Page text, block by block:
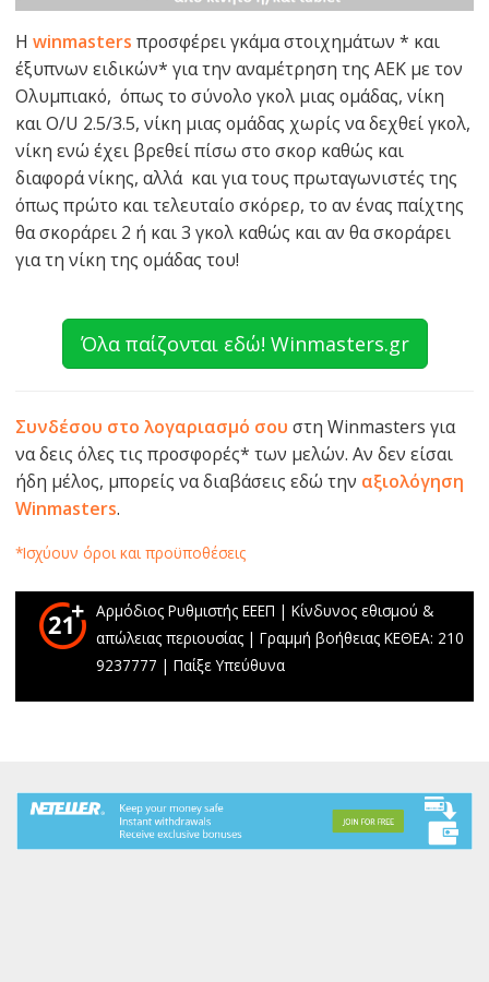
Η winmasters προσφέρει γκάμα στοιχημάτων * και
έξυπνων ειδικών* για την αναμέτρηση της ΑΕΚ με τον
Ολυμπιακό, όπως το σύνολο γκολ μιας ομάδας, νίκη
και O/U 2.5/3.5, νίκη μιας ομάδας χωρίς να δεχθεί γκολ,
νίκη ενώ έχει βρεθεί πίσω στο σκορ καθώς και
διαφορά νίκης, αλλά και για τους πρωταγωνιστές της
όπως πρώτο και τελευταίο σκόρερ, το αν ένας παίχτης
θα σκοράρει 2 ή και 3 γκολ καθώς και αν θα σκοράρει
για τη νίκη της ομάδας του!
Όλα παίζονται εδώ! Winmasters.gr
Συνδέσου στο λογαριασμό σου στη Winmasters για
να δεις όλες τις προσφορές* των μελών. Αν δεν είσαι
ήδη μέλος, μπορείς να διαβάσεις εδώ την αξιολόγηση
Winmasters.
*Ισχύουν όροι και προϋποθέσεις
Αρμόδιος Ρυθμιστής ΕΕΕΠ | Κίνδυνος εθισμού &
απώλειας περιουσίας | Γραμμή βοήθειας ΚΕΘΕΑ: 210
9237777 | Παίξε Υπεύθυνα